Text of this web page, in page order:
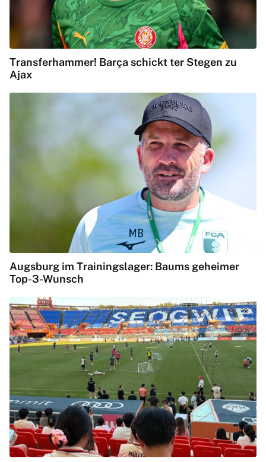
Transferhammer! Barça schickt ter Stegen zu
Ajax
Augsburg im Trainingslager: Baums geheimer
Top-3-Wunsch